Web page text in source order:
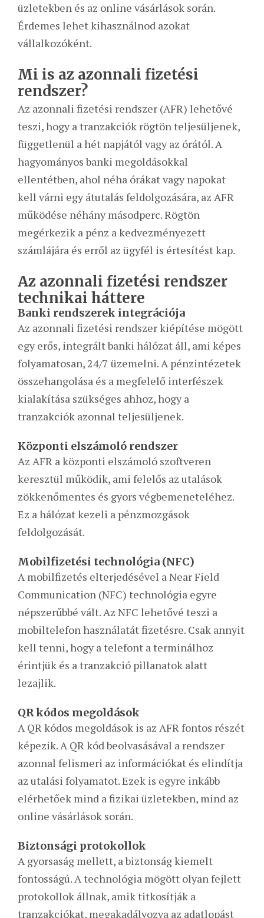
üzletekben és az online vásárlások során.
Érdemes lehet kihasználnod azokat
vállalkozóként.
Mi is az azonnali fizetési
rendszer?
Az azonnali fizetési rendszer (AFR) lehetővé
teszi, hogy a tranzakciók rögtön teljesüljenek,
függetlenül a hét napjától vagy az órától. A
hagyományos banki megoldásokkal
ellentétben, ahol néha órákat vagy napokat
kell várni egy átutalás feldolgozására, az AFR
működése néhány másodperc. Rögtön
megérkezik a pénz a kedvezményezett
számlájára és erről az ügyfél is értesítést kap.
Az azonnali fizetési rendszer
technikai háttere
Banki rendszerek integrációja
Az azonnali fizetési rendszer kiépítése mögött
egy erős, integrált banki hálózat áll, ami képes
folyamatosan, 24/7 üzemelni. A pénzintézetek
összehangolása és a megfelelő interfészek
kialakítása szükséges ahhoz, hogy a
tranzakciók azonnal teljesüljenek.
Központi elszámoló rendszer
Az AFR a központi elszámoló szoftveren
keresztül működik, ami felelős az utalások
zökkenőmentes és gyors végbemeneteléhez.
Ez a hálózat kezeli a pénzmozgások
feldolgozását.
Mobilfizetési technológia (NFC)
A mobilfizetés elterjedésével a Near Field
Communication (NFC) technológia egyre
népszerűbbé vált. Az NFC lehetővé teszi a
mobiltelefon használatát fizetésre. Csak annyit
kell tenni, hogy a telefont a terminálhoz
érintjük és a tranzakció pillanatok alatt
lezajlik.
QR kódos megoldások
A QR kódos megoldások is az AFR fontos részét
képezik. A QR kód beolvasásával a rendszer
azonnal felismeri az információkat és elindítja
az utalási folyamatot. Ezek is egyre inkább
elérhetőek mind a fizikai üzletekben, mind az
online vásárlások során.
Biztonsági protokollok
A gyorsaság mellett, a biztonság kiemelt
fontosságú. A technológia mögött olyan fejlett
protokollok állnak, amik titkosítják a
tranzakciókat, megakadályozva az adatlopást